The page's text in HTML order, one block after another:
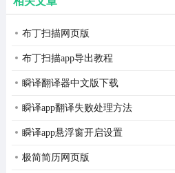
提高了输入速度。
人，就能联想到“们”字。
hzuser.txt，可以在其中增加自
布丁扫描网页版
布丁扫描app导出教程
瞬译翻译器中文版下载
瞬译app翻译失败处理方法
瞬译app悬浮窗开启设置
极简简历网页版